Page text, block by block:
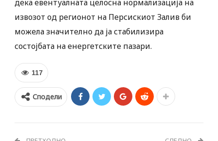
дека евентуалната целосна нормализација на
извозот од регионот на Персискиот Залив би
можела значително да ја стабилизира
состојбата на енергетските пазари.
117
Сподели